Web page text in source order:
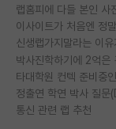
랩홈피에 다들 본인 사
이사이트가 처음엔 정
신생랩가지말라는 이
정출연 학연 박사 질문
통신 관련 랩 추천